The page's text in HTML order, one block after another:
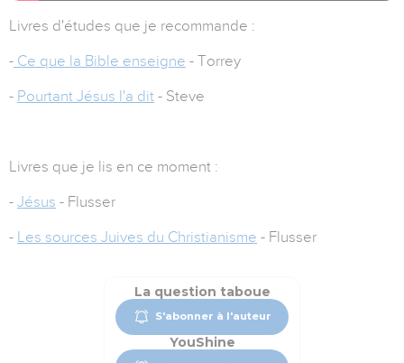
Livres d'études que je recommande :
- Ce que la Bible enseigne - Torrey
- Pourtant Jésus l'a dit - Steve
Livres que je lis en ce moment :
- Jésus - Flusser
- Les sources Juives du Christianisme - Flusser
La question taboue
S'abonner à l'auteur
YouShine